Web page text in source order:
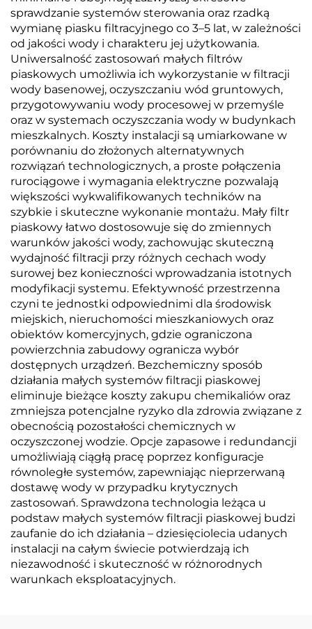
sprawdzanie systemów sterowania oraz rzadką
wymianę piasku filtracyjnego co 3–5 lat, w zależności
od jakości wody i charakteru jej użytkowania.
Uniwersalność zastosowań małych filtrów
piaskowych umożliwia ich wykorzystanie w filtracji
wody basenowej, oczyszczaniu wód gruntowych,
przygotowywaniu wody procesowej w przemyśle
oraz w systemach oczyszczania wody w budynkach
mieszkalnych. Koszty instalacji są umiarkowane w
porównaniu do złożonych alternatywnych
rozwiązań technologicznych, a proste połączenia
rurociągowe i wymagania elektryczne pozwalają
większości wykwalifikowanych techników na
szybkie i skuteczne wykonanie montażu. Mały filtr
piaskowy łatwo dostosowuje się do zmiennych
warunków jakości wody, zachowując skuteczną
wydajność filtracji przy różnych cechach wody
surowej bez konieczności wprowadzania istotnych
modyfikacji systemu. Efektywność przestrzenna
czyni te jednostki odpowiednimi dla środowisk
miejskich, nieruchomości mieszkaniowych oraz
obiektów komercyjnych, gdzie ograniczona
powierzchnia zabudowy ogranicza wybór
dostępnych urządzeń. Bezchemiczny sposób
działania małych systemów filtracji piaskowej
eliminuje bieżące koszty zakupu chemikaliów oraz
zmniejsza potencjalne ryzyko dla zdrowia związane z
obecnością pozostałości chemicznych w
oczyszczonej wodzie. Opcje zapasowe i redundancji
umożliwiają ciągłą pracę poprzez konfiguracje
równoległe systemów, zapewniając nieprzerwaną
dostawę wody w przypadku krytycznych
zastosowań. Sprawdzona technologia leżąca u
podstaw małych systemów filtracji piaskowej budzi
zaufanie do ich działania – dziesięciolecia udanych
instalacji na całym świecie potwierdzają ich
niezawodność i skuteczność w różnorodnych
warunkach eksploatacyjnych.